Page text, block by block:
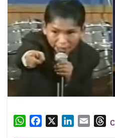
W
T